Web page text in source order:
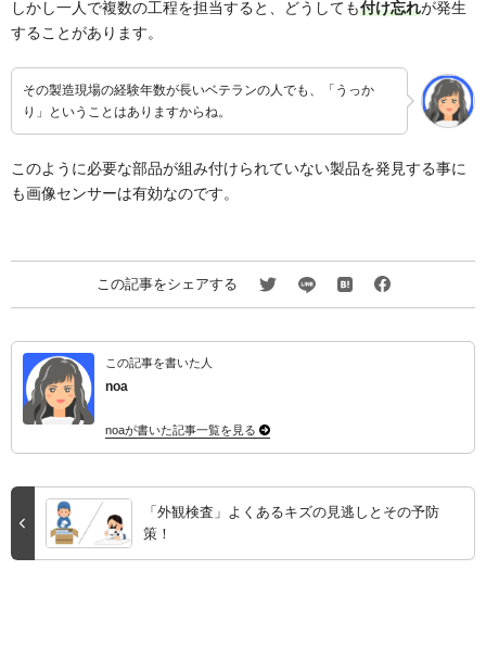
しかし一人で複数の工程を担当すると、どうしても付け忘れが発生
することがあります。
その製造現場の経験年数が長いベテランの人でも、「うっか
り」ということはありますからね。
このように必要な部品が組み付けられていない製品を発見する事に
も画像センサーは有効なのです。
この記事をシェアする
この記事を書いた人
noa
noaが書いた記事一覧を見る
「外観検査」よくあるキズの見逃しとその予防
策！